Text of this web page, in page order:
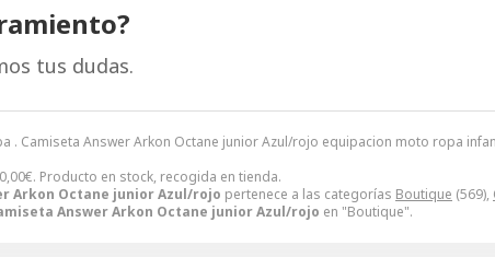
. Camiseta Answer Arkon Octane junior Azul/rojo equipacion moto ropa
€. Producto en stock, recogida en tienda.
Arkon Octane junior Azul/rojo pertenece a las categorías Boutique (569),
Answer Arkon Octane junior Azul/rojo en "Boutique".
tus dudas.